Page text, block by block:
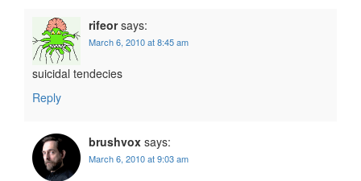
rifeor says:
March 6, 2010 at 8:45 am
suicidal tendecies
Reply
brushvox says:
March 6, 2010 at 9:03 am